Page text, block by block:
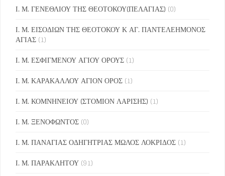
Ι. Μ. ΓΕΝΕΘΛΙΟΥ ΤΗΣ ΘΕΟΤΟΚΟΥ(ΠΕΛΑΓΙΑΣ) (0)
Ι. Μ. ΕΙΣΟΔΙΩΝ ΤΗΣ ΘΕΟΤΟΚΟΥ Κ ΑΓ. ΠΑΝΤΕΛΕΗΜΟΝΟΣ
ΑΓΙΑΣ (1)
Ι. Μ. ΕΣΦΙΓΜΕΝΟΥ ΑΓΙΟΥ ΟΡΟΥΣ (1)
Ι. Μ. ΚΑΡΑΚΑΛΛΟΥ ΑΓΙΟΝ ΟΡΟΣ (1)
Ι. Μ. ΚΟΜΝΗΝΕΙΟΥ (ΣΤΟΜΙΟΝ ΛΑΡΙΣΗΣ) (1)
Ι. Μ. ΞΕΝΟΦΩΝΤΟΣ (0)
Ι. Μ. ΠΑΝΑΓΙΑΣ ΟΔΗΓΗΤΡΙΑΣ ΜΩΛΟΣ ΛΟΚΡΙΔΟΣ (1)
Ι. Μ. ΠΑΡΑΚΛΗΤΟΥ (91)